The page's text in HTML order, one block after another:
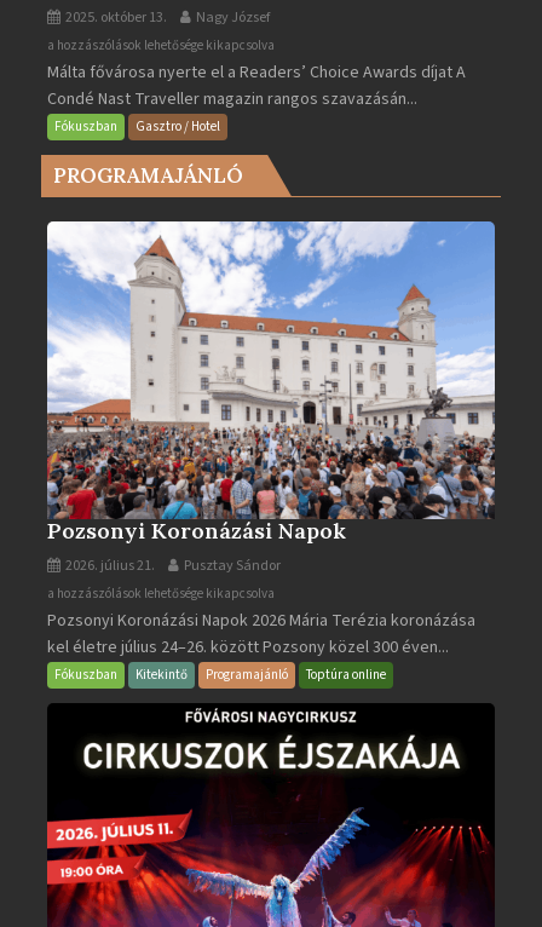
2025. október 13. Nagy József
Valletta
lett
Európa
legjobb
városa
2025-
bejegyzéshez
a hozzászólások lehetősége kikapcsolva
Málta fővárosa nyerte el a Readers’ Choice Awards díjat A
Condé Nast Traveller magazin rangos szavazásán...
Fókuszban Gasztro / Hotel
PROGRAMAJÁNLÓ
Pozsonyi Koronázási Napok
2026. július 21. Pusztay Sándor
Pozsonyi
Koronázási
Napok
bejegyzéshez
a hozzászólások lehetősége kikapcsolva
Pozsonyi Koronázási Napok 2026 Mária Terézia koronázása
kel életre július 24–26. között Pozsony közel 300 éven...
Fókuszban Kitekintő Programajánló Toptúra online